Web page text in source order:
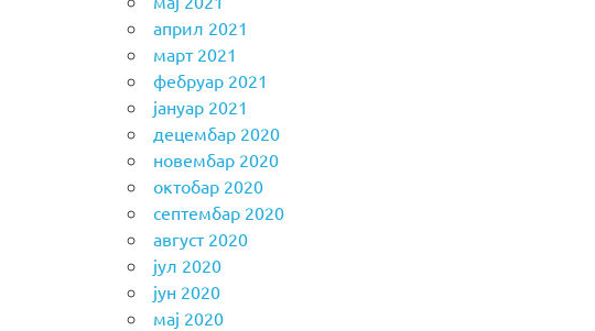
април 2021
март 2021
фебруар 2021
јануар 2021
децембар 2020
новембар 2020
октобар 2020
септембар 2020
август 2020
јул 2020
јун 2020
мај 2020